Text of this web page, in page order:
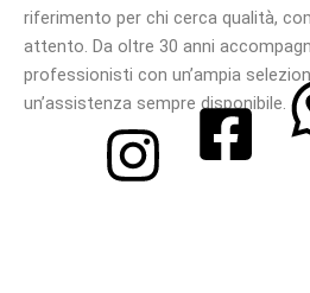
riferimento per chi cerca qualità,
attento. Da oltre 30 anni
professionisti con un’ampia
un’assistenza sempre disponibile.